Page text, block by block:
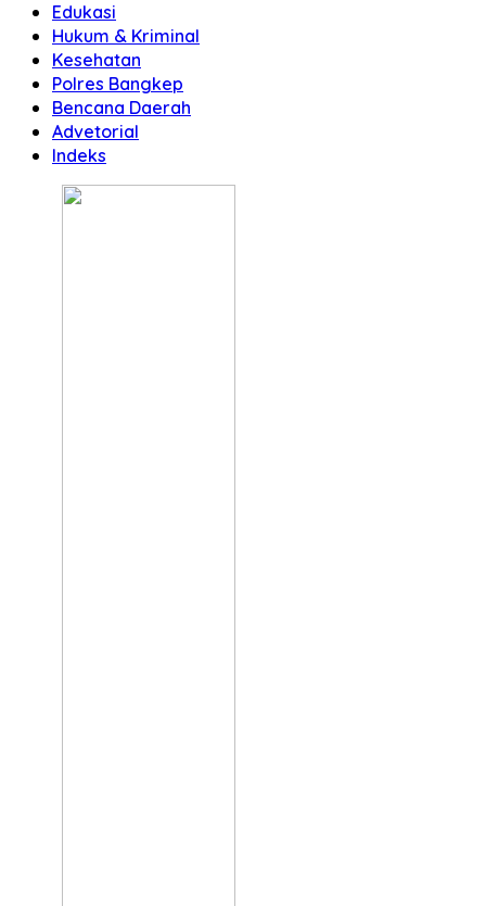
Edukasi
Hukum & Kriminal
Kesehatan
Polres Bangkep
Bencana Daerah
Advetorial
Indeks